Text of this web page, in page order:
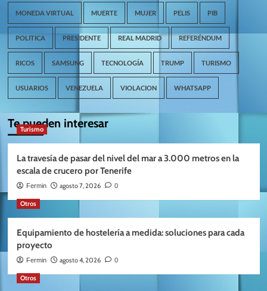
MONEDA VIRTUAL MUERTE MUJER PELIS PIB
POLITICA PRESIDENTE REAL MADRID REFERÉNDUM
RICOS SAMSUNG TECNOLOGÍA TRUMP TURISMO
USUARIOS VENEZUELA VIOLACION WHATSAPP
Te pueden interesar
Turismo
La travesía de pasar del nivel del mar a 3.000 metros en la
escala de crucero por Tenerife
Fermin agosto 7, 2026 0
Otros
Equipamiento de hostelería a medida: soluciones para cada
proyecto
Fermin agosto 4, 2026 0
Otros